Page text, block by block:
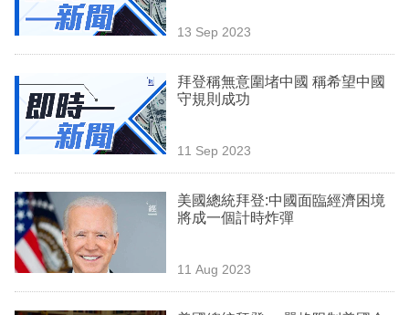
事
訂
閱
區
13 Sep 2023
拜登稱無意圍堵中國 稱希望中國
守規則成功
11 Sep 2023
美國總統拜登:中國面臨經濟困境
將成一個計時炸彈
11 Aug 2023